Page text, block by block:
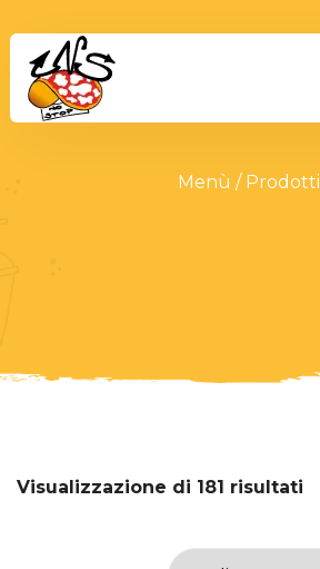
Menù / Prodotti
Visualizzazione di 181 risultati